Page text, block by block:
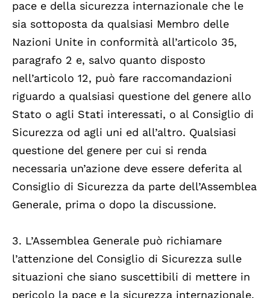
pace e della sicurezza internazionale che le
sia sottoposta da qualsiasi Membro delle
Nazioni Unite in conformità all’articolo 35,
paragrafo 2 e, salvo quanto disposto
nell’articolo 12, può fare raccomandazioni
riguardo a qualsiasi questione del genere allo
Stato o agli Stati interessati, o al Consiglio di
Sicurezza od agli uni ed all’altro. Qualsiasi
questione del genere per cui si renda
necessaria un’azione deve essere deferita al
Consiglio di Sicurezza da parte dell’Assemblea
Generale, prima o dopo la discussione.
3. L’Assemblea Generale può richiamare
l’attenzione del Consiglio di Sicurezza sulle
situazioni che siano suscettibili di mettere in
pericolo la pace e la sicurezza internazionale.